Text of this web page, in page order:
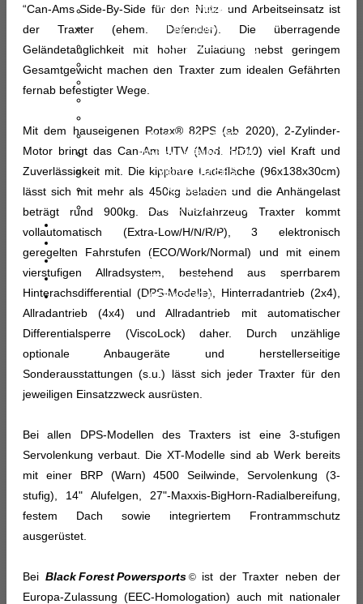
YFZ 450R/SE
YFM 700R/SE
YFM 700 (Super Rallye)
Kodiak 450 EPS/SE
Wolverine X4 (X2)
Wolverine RMAX 1000
Viking 700 EPS
YXZ 1000R/SE
YXZ 1000 (Super Rallye)
GEBRAUCHT
PREISLISTE
WERKSTATT
“Can-Ams Side-By-Side für den Nutz- und Arbeitseinsatz ist
der Traxter (ehem. Defender). Die überragende
Geländetauglichkeit mit hoher Zuladung nebst geringem
Gesamtgewicht machen den Traxter zum idealen Gefährten
fernab befestigter Wege.
Mit dem hauseigenen Rotax® 82PS (ab 2020), 2-Zylinder-
Motor bringt das Can-Am UTV (Mod. HD10) viel Kraft und
Zuverlässigkeit mit. Die kippbare Ladefläche (96x138x30cm)
lässt sich mit mehr als 450kg beladen und die Anhängelast
beträgt rund 900kg. Das Nutzfahrzeug Traxter kommt
vollautomatisch (Extra-Low/H/N/R/P), 3 elektronisch
geregelten Fahrstufen (ECO/Work/Normal) und mit einem
vierstufigen Allradsystem, bestehend aus sperrbarem
Hinterachsdifferential (DPS-Modelle), Hinterradantrieb (2x4),
Allradantrieb (4x4) und Allradantrieb mit automatischer
Differentialsperre (ViscoLock) daher. Durch unzählige
optionale Anbaugeräte und herstellerseitige
Sonderausstattungen (s.u.) lässt sich jeder Traxter für den
jeweiligen Einsatzzweck ausrüsten.
Bei allen DPS-Modellen des Traxters ist eine 3-stufigen
Servolenkung verbaut. Die XT-Modelle sind ab Werk bereits
mit einer BRP (Warn) 4500 Seilwinde, Servolenkung (3-
stufig), 14" Alufelgen, 27"-Maxxis-BigHorn-Radialbereifung,
festem Dach sowie integriertem Frontrammschutz
ausgerüstet.
Bei Black Forest Powersports ©ist der Traxter neben der
Europa-Zulassung (EEC-Homologation) auch mit nationaler